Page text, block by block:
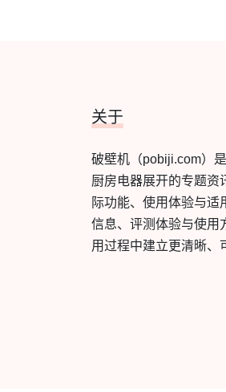
关于
破壁机（pobiji.com）
厨房电器展开的专题资
际功能、使用体验与适
信息、评测体验与使用
用过程中建立更清晰、